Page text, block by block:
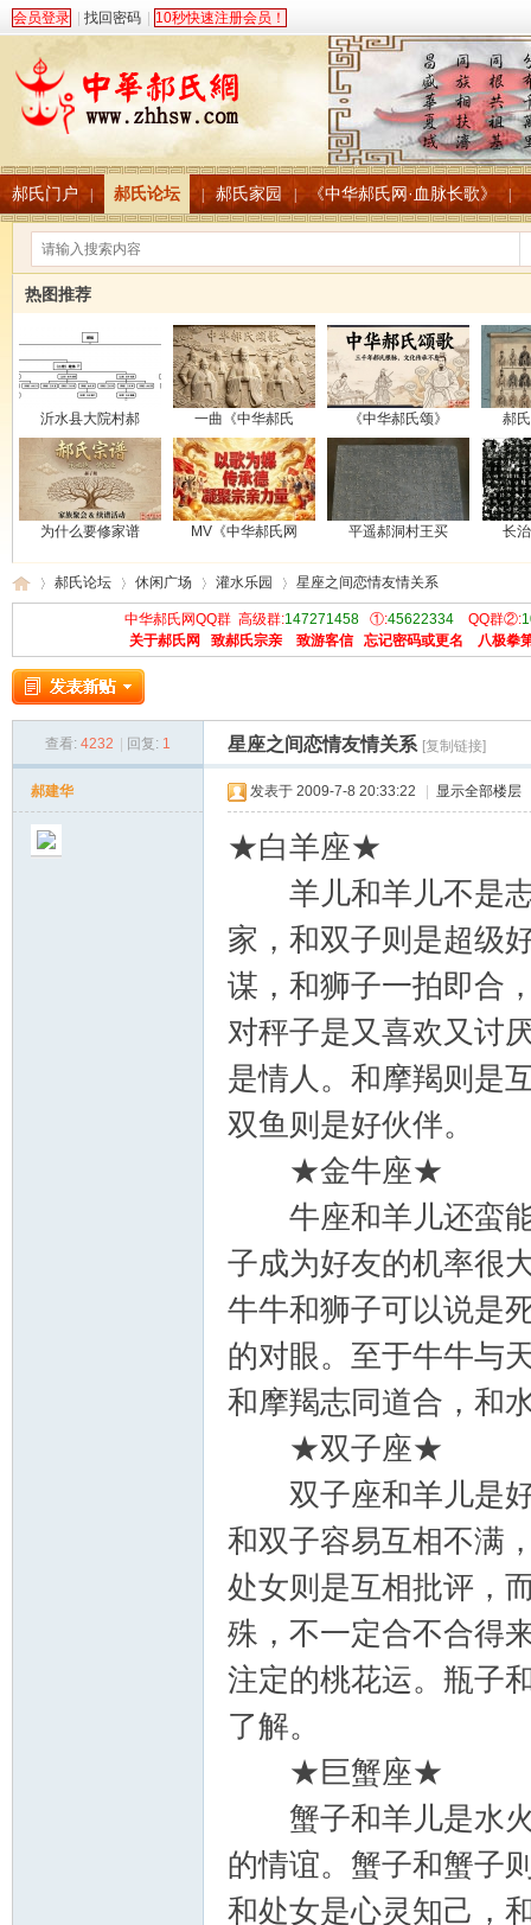
会员登录 找回密码 10秒快速注册会员！
郝氏门户 | 郝氏论坛 郝氏家园 《中华郝氏网·血脉长歌》
热图推荐
沂水县大院村郝 一曲《中华郝氏 《中华郝氏颂》 郝
为什么要修家谱 MV《中华郝氏网 平遥郝洞村王买 长
中 »
郝氏论坛
›
休闲广场 灌水乐园 星座之间恋情友情关系
中华郝氏网QQ群 高级群:147271458①:45622334QQ群②:
关于郝氏网
致郝氏宗亲 致游客信 忘记密码或更名 八极拳
查看: 4232 回复: 1 星座之间恋情友情关系 [复制链接]
郝建华 发表于 2009-7-8 20:33:22 显示全部楼层
★白羊座★
羊儿和羊儿不是志
家，和双子则是超级
谋，和狮子一拍即合
对秤子是又喜欢又讨
是情人。和摩羯则是
双鱼则是好伙伴。
★金牛座★
牛座和羊儿还蛮能
子成为好友的机率很
牛牛和狮子可以说是
的对眼。至于牛牛与
和摩羯志同道合，和
★双子座★
双子座和羊儿是好
和双子容易互相不满
处女则是互相批评，
殊，不一定合不合得
注定的桃花运。瓶子
了解。
★巨蟹座★
蟹子和羊儿是水火
的情谊。蟹子和蟹子
和处女是心灵知己，